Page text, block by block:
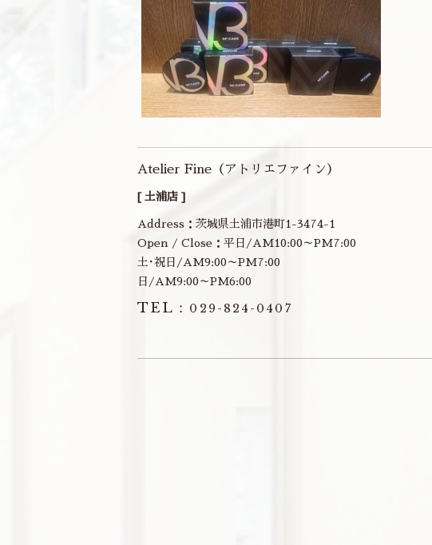
Atelier Fine（アトリエファイン）
[ 土浦店 ]
Address：茨城県土浦市港町1-3474-1
Open / Close：平日/AM10:00～PM7:00
土･祝日/AM9:00～PM7:00
日/AM9:00～PM6:00
TEL： 029-824-0407